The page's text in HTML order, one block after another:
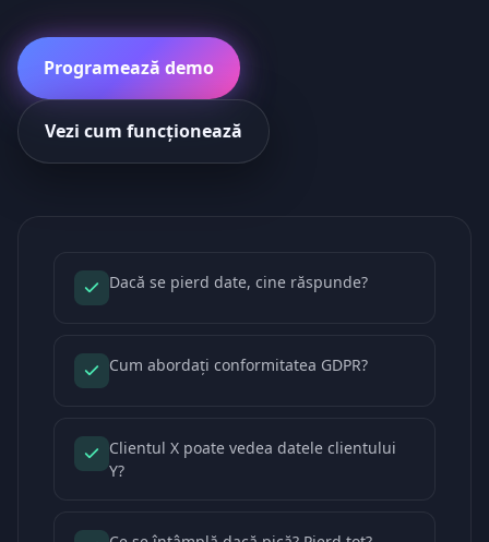
Programează demo
Vezi cum funcționează
Dacă se pierd date, cine răspunde?
Cum abordați conformitatea GDPR?
Clientul X poate vedea datele clientului
Y?